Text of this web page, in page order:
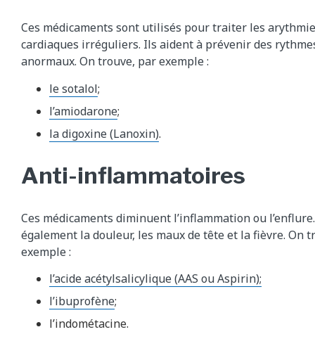
Ces médicaments sont utilisés pour traiter les
cardiaques irréguliers. Ils aident à prévenir des
anormaux. On trouve, par exemple :
le sotalol;
l’amiodarone;
la digoxine (Lanoxin).
Anti-inflammatoires
Ces médicaments diminuent l’inflammation ou
également la douleur, les maux de tête et la fièvre. On
exemple :
l’acide acétylsalicylique (AAS ou Aspirin);
l’ibuprofène;
l’indométacine.